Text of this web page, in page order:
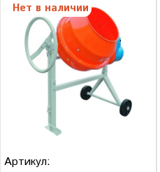
Нет в наличии
Артикул: